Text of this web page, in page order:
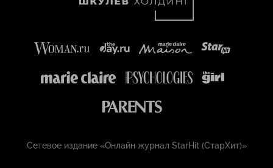
Сетевое издание «Онлайн журнал StarHit (СтарХит)»